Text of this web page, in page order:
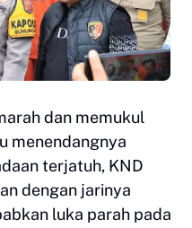
dan memukul
menendangnya
terjatuh, KND
dengan jarinya
luka parah pada